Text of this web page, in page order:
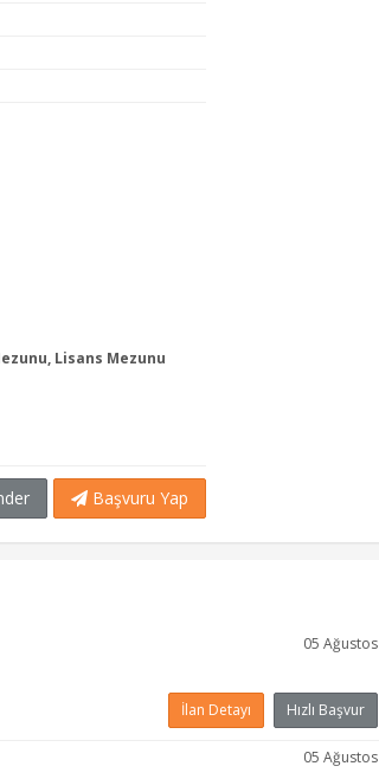
Lisans Mezunu
Başvuru Yap
İlan Detayı Hızlı Başvur
05 Ağustos
05 Ağustos